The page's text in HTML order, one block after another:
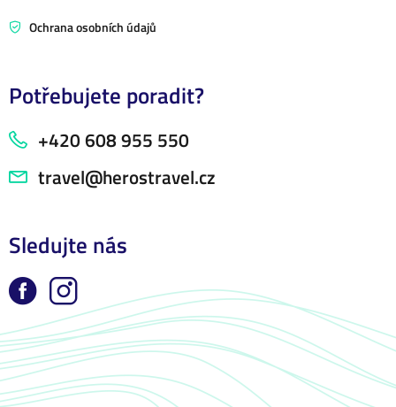
Ochrana osobních údajů
Potřebujete poradit?
+420 608 955 550
travel@herostravel.cz
Sledujte nás